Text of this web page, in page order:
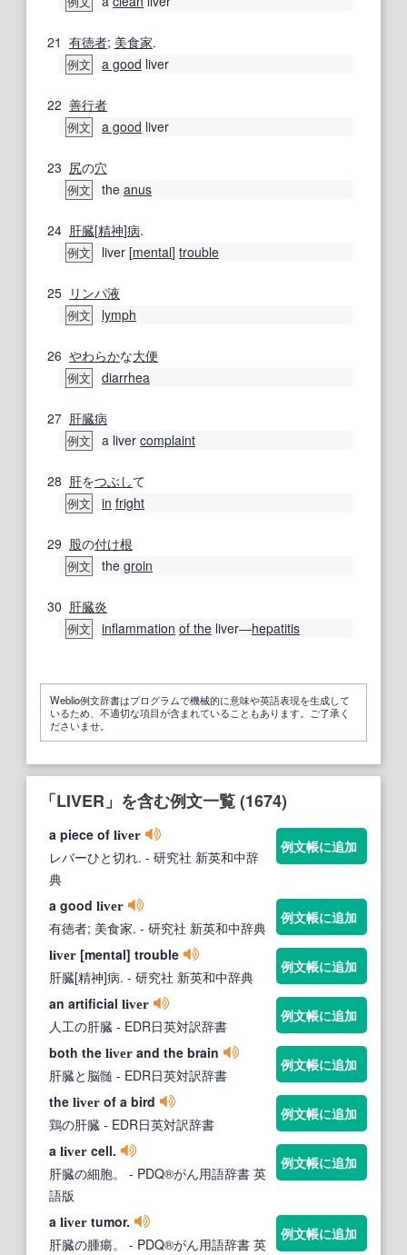
21 有徳者; 美食家.
例文 a good liver
22 善行者
例文 a good liver
23 尻の穴
例文 the anus
24 肝臓[精神]病.
例文 liver [mental] trouble
25 リンパ液
例文 lymph
26 やわらかな大便
例文 diarrhea
27 肝臓病
例文 a liver complaint
28 肝をつぶして
例文 in fright
29 股の付け根
例文 the groin
30 肝臓炎
例文 inflammation of the liver―hepatitis
Weblio例文辞書はプログラムで機械的に意味や英語表現を生成して
いるため、不適切な項目が含まれていることもあります。ご了承く
ださいませ。
「LIVER」を含む例文一覧 (1674)
a piece of liver
レバーひと切れ. - 研究社 新英和中辞
典
例文帳に追加
a good liver
有徳者; 美食家. - 研究社 新英和中辞典
例文帳に追加
liver [mental] trouble
肝臓[精神]病. - 研究社 新英和中辞典
例文帳に追加
an artificial liver
人工の肝臓 - EDR日英対訳辞書
例文帳に追加
both the liver and the brain
肝臓と脳髄 - EDR日英対訳辞書
例文帳に追加
the liver of a bird
鶏の肝臓 - EDR日英対訳辞書
例文帳に追加
a liver cell.
肝臓の細胞。
- PDQ®がん用語辞書 英
語版
例文帳に追加
a liver tumor.
肝臓の腫瘍。
- PDQ®がん用語辞書 英
例文帳に追加